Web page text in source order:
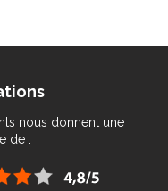
nous donnent une
de :